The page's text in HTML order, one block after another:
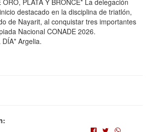
destacado en la disciplina de triatlón,
de Nayarit, al conquistar tres importantes
Nacional CONADE 2026.
DÍA* Argelia.